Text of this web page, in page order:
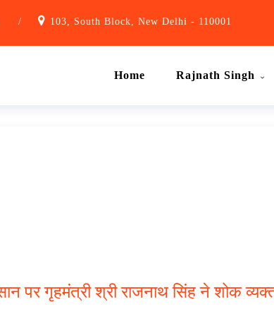
/ 103, South Block, New Delhi - 110001
Home Rajnath Singh
पर गृहमंत्री श्री राजनाथ सिंह ने शोक